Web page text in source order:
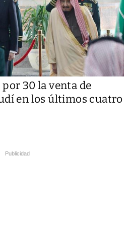
30 la venta de
en los últimos cuatro
Publicidad